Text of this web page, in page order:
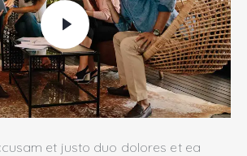
et justo duo dolores et ea